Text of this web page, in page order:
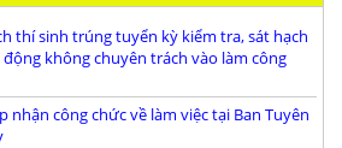
thí sinh trúng tuyển kỳ kiểm tra, sát hạch
không chuyên trách vào làm công
nhận công chức về làm việc tại Ban Tuyên